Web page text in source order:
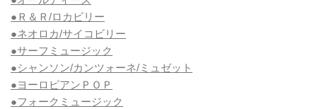
●Ｒ＆Ｒ/ロカビリー
●ネオロカ/サイコビリー
●サーフミュージック
●シャンソン/カンツォーネ/ミュゼット
●ヨーロピアンＰＯＰ
●フォークミュージック